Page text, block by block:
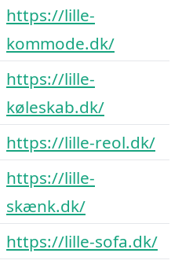
https://lille-
kommode.dk/
https://lille-
køleskab.dk/
https://lille-reol.dk/
https://lille-
skænk.dk/
https://lille-sofa.dk/